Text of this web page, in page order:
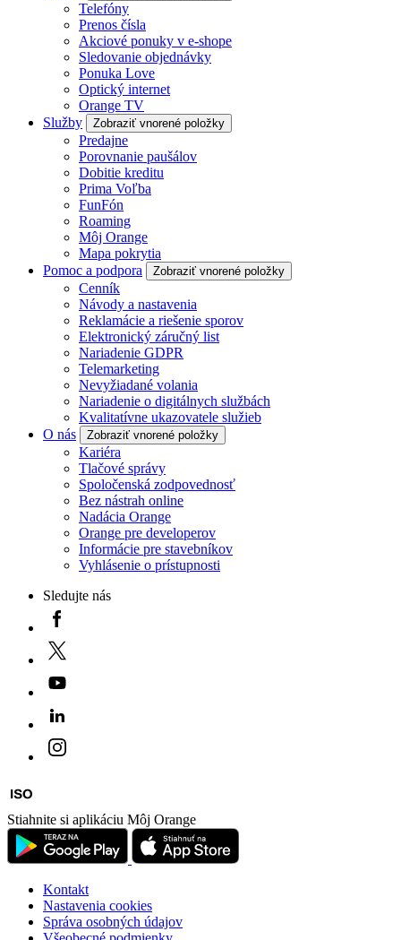
Telefóny
Prenos čísla
Akciové ponuky v e-shope
Sledovanie objednávky
Ponuka Love
Optický internet
Orange TV
Služby
Zobraziť vnorené položky
Predajne
Porovnanie paušálov
Dobitie kreditu
Prima Voľba
FunFón
Roaming
Môj Orange
Mapa pokrytia
Pomoc a podpora
Zobraziť vnorené položky
Cenník
Návody a nastavenia
Reklamácie a riešenie sporov
Elektronický záručný list
Nariadenie GDPR
Telemarketing
Nevyžiadané volania
Nariadenie o digitálnych službách
Kvalitatívne ukazovatele služieb
O nás
Zobraziť vnorené položky
Kariéra
Tlačové správy
Spoločenská zodpovednosť
Bez nástrah online
Nadácia Orange
Orange pre developerov
Informácie pre stavebníkov
Vyhlásenie o prístupnosti
Sledujte nás
Stiahnite si aplikáciu Môj Orange
Kontakt
Nastavenia cookies
Správa osobných údajov